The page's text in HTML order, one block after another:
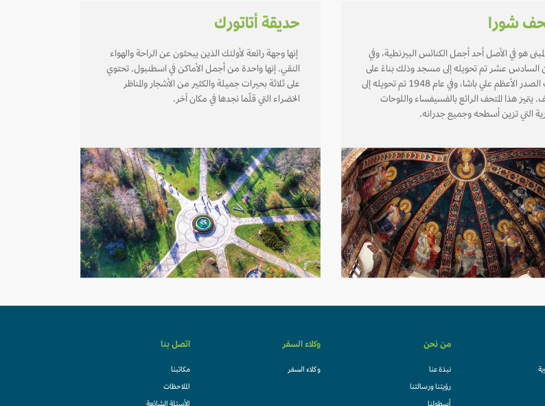
شورا
هو في الأصل أحد أجمل الكنائس البيزنطية، وفي
السادس عشر تم تحويله إلى مسجد وذلك بناءً على
طلب الصدر الأعظم علي باشا، وفي عام 1948 تم تحويله إلى
يتميز هذا المتحف الرائع بالفسيفساء واللوحات
التي تزين أسطحه وجميع جدرانه.
حديقة أتاتورك
إنها وجهة رائعة لأولئك الذين يبحثون عن الراحة والهواء
النقي. إنها واحدة من أجمل الأماكن في اسطنبول. تحتوي
على ثلاثة بحيرات جميلة والكثير من الأشجار والمناظر
الخضراء التي قلّما نجدها في مكان آخر.
من نحن
نبذة عنا
رؤيتنا ورسالتنا
وكلاء السفر
وكلاء السفر
اتصل بنا
مكاتبنا
الملاحظات